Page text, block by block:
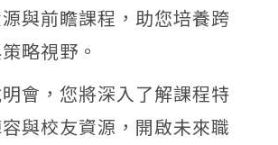
與前瞻課程，助您培養跨
略視野。
會，您將深入了解課程特
與校友資源，開啟未來職